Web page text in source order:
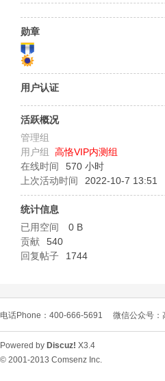
L
勋章
用户认证
活跃概况
管理组
用户组 高恪VIP内测组
在线时间
570 小时
上次活动时间
2022-10-7 13:51
统计信息
已用空间
0 B
贡献
540
回复帖子
1744
电话Phone：400-666-5691 微信公众号：
Powered by Discuz! X3.4
© 2001-2013 Comsenz Inc.